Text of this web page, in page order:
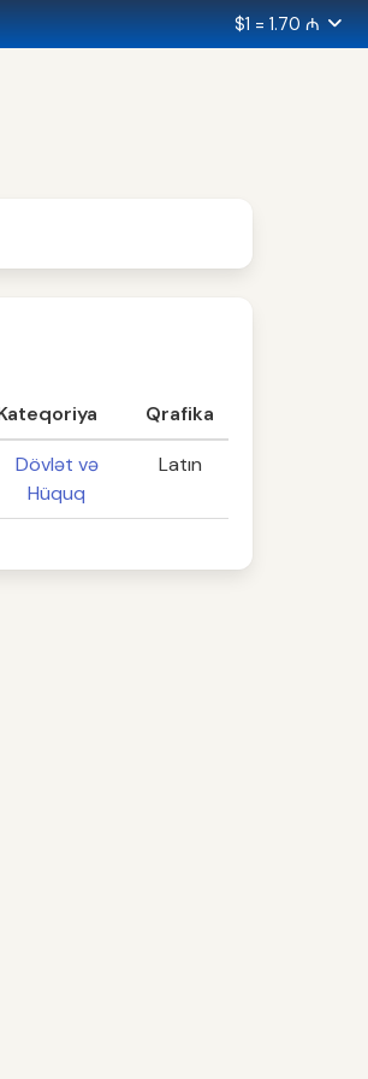
$1 = 1.70 ₼
Qrafika
Dövlət və
Hüquq
Latın